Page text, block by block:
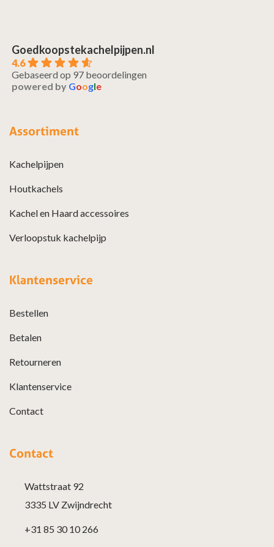
Goedkoopstekachelpijpen.nl
4.6
Gebaseerd op 97 beoordelingen
powered by Google
Assortiment
Kachelpijpen
Houtkachels
Kachel en Haard accessoires
Verloopstuk kachelpijp
Klantenservice
Bestellen
Betalen
Retourneren
Klantenservice
Contact
Contact
Wattstraat 92
3335 LV Zwijndrecht
+31 85 30 10 266